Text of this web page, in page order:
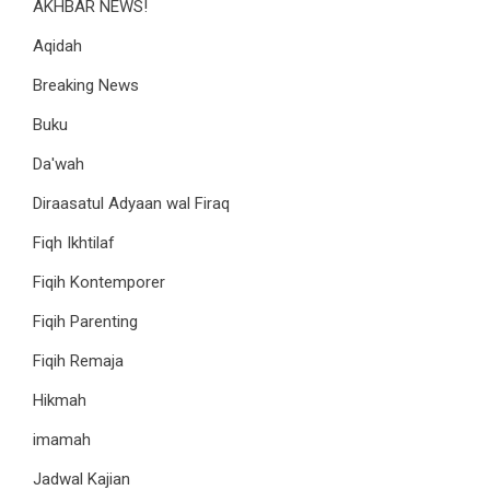
AKHBAR NEWS!
Aqidah
Breaking News
Buku
Da'wah
Diraasatul Adyaan wal Firaq
Fiqh Ikhtilaf
Fiqih Kontemporer
Fiqih Parenting
Fiqih Remaja
Hikmah
imamah
Jadwal Kajian